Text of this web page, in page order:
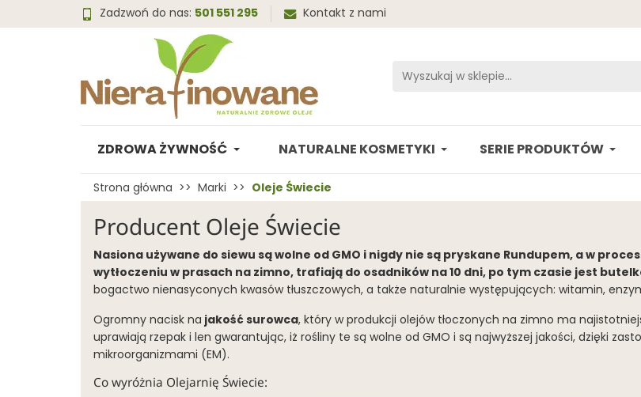
Zadzwoń do nas: 501 551 295 Kontakt z nami
ZDROWA ŻYWNOŚĆ NATURALNE KOSMETYKI SERIE PRODUKTÓW
Strona główna Marki Oleje Świecie
Producent Oleje Świecie
Nasiona używane do siewu są wolne od GMO i nigdy nie są pryskane Rundupem, a w
wytłoczeniu w prasach na zimno, trafiają do osadników na 10 dni, po tym czasie jest
bogactwo nienasyconych kwasów tłuszczowych, a także naturalnie występujących: witamin,
Ogromny nacisk na jakość surowca, który w produkcji olejów tłoczonych na zimno ma
uprawiają rzepak i len gwarantując, iż rośliny te są wolne od GMO i są najwyższej jakości, dzięki
mikroorganizmami (EM).
Co wyróżnia Olejarnię Świecie: